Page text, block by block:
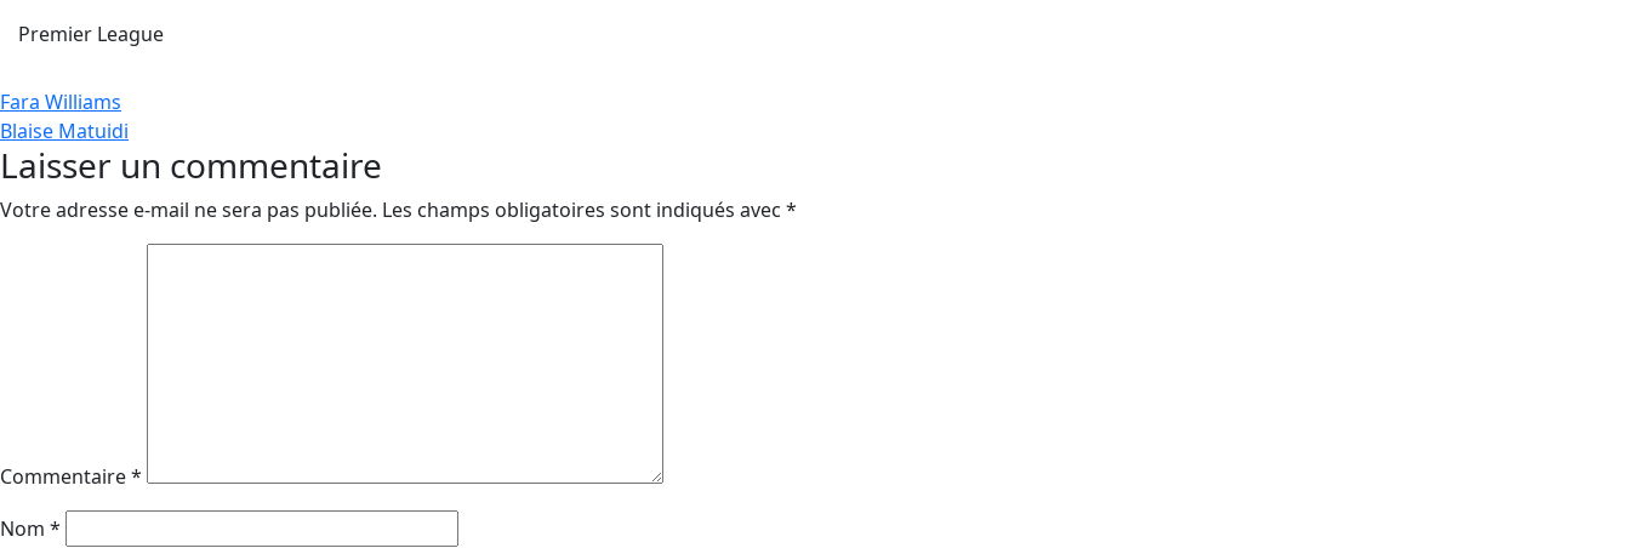
Premier League
Navigation
de
l’article
Fara Williams
Blaise Matuidi
Laisser un commentaire
Votre adresse e-mail ne sera pas publiée. Les champs obligatoires sont indiqués avec *
Commentaire*
Nom *